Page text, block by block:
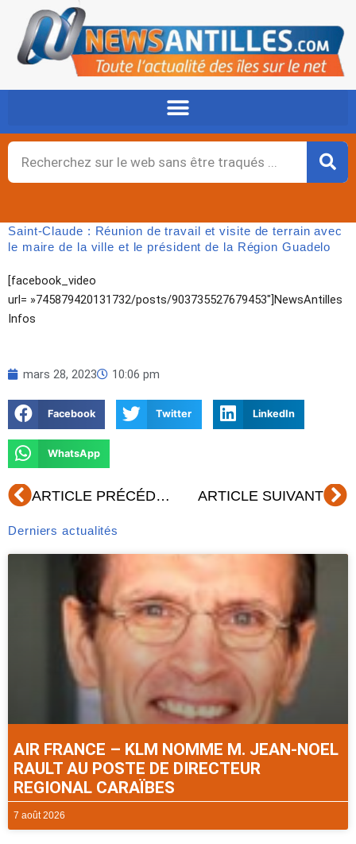
contenu
Rechercher
Saint-Claude : Réunion de travail et visite de terrain avec
le maire de la ville et le président de la Région Guadelo
[facebook_video
url= »745879420131732/posts/903735527679453″]NewsAntilles
Infos
mars 28, 2023 10:06 pm
Facebook Twitter LinkedIn
WhatsApp
Précédent ARTICLE PRÉCÉDENT ARTICLE SUIVANT
Derniers actualités
AIR FRANCE – KLM NOMME M. JEAN-NOEL
RAULT AU POSTE DE DIRECTEUR
REGIONAL CARAÏBES
7 août 2026